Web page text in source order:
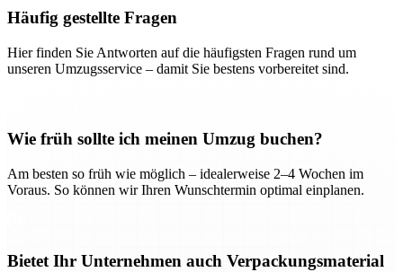
Häufig gestellte Fragen
Hier finden Sie Antworten auf die häufigsten Fragen rund um
unseren Umzugsservice – damit Sie bestens vorbereitet sind.
Wie früh sollte ich meinen Umzug buchen?
Am besten so früh wie möglich – idealerweise 2–4 Wochen im
Voraus. So können wir Ihren Wunschtermin optimal einplanen.
Bietet Ihr Unternehmen auch Verpackungsmaterial